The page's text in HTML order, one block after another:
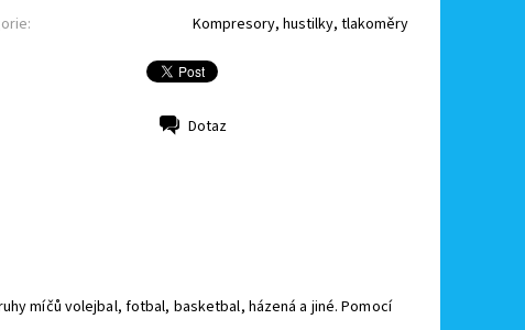
Kompresory, hustilky, tlakoměry
Dotaz
míčů volejbal, fotbal, basketbal, házená a jiné. Pomocí